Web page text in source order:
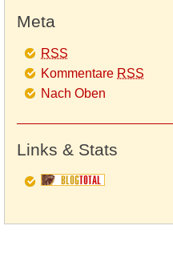
Meta
RSS
Kommentare RSS
Nach Oben
Links & Stats